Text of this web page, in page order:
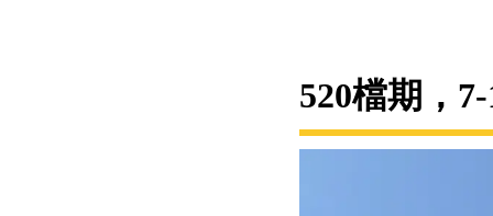
520檔期，